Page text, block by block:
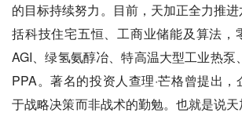
的目标持续努力。目前，天加正全力推
括科技住宅五恒、工商业储能及算法，
AGI、绿氢氨醇冶、特高温大型工业热泵
PPA。著名的投资人查理·芒格曾提出
于‌战略决策‌而非战术的勤勉。也就是说